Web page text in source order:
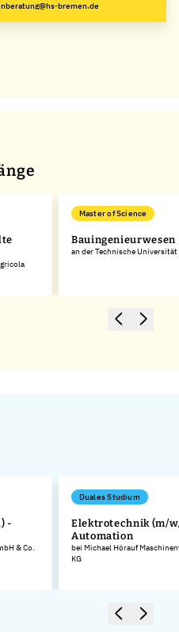
bremen.de
Master of Science
Bauingenieurwesen
an der Technische
-
& Co.
Duales Studium
Elektrotechnik (m/
Automation
bei Michael Hörauf
KG